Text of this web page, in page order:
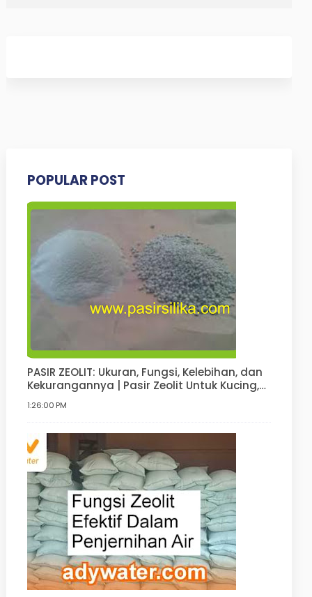
POPULAR POST
PASIR ZEOLIT: Ukuran, Fungsi, Kelebihan, dan
Kekurangannya | Pasir Zeolit Untuk Kucing,
1:26:00 PM